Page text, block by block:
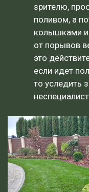
зрителю,
поливом, а
колышками
от порывов
это
если идет
то уследить